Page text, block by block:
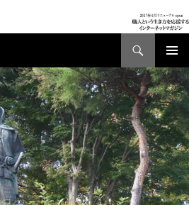
メインメ
ニュー